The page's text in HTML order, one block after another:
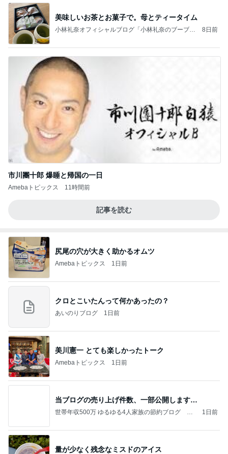
美味しいお茶とお菓子で。母とティータイム
小林礼奈オフィシャルブログ「小林礼奈のブーブー
8日前
市川團十郎 爆睡と帰国の一日
Amebaトピックス 11時間前
記事を読む
尻尾の穴が大きく助かるオムツ
Amebaトピックス 1日前
クロとこいたんって何かあったの？
あいのりブログ 1日前
美川憲一 とても楽しかったトーク
Amebaトピックス 1日前
当ブログの売り上げ件数、一部公開します…
世帯年収500万 ゆるゆる4人家族の節約ブログ 〜
1日前
量が少なく残念なミスドのアイス